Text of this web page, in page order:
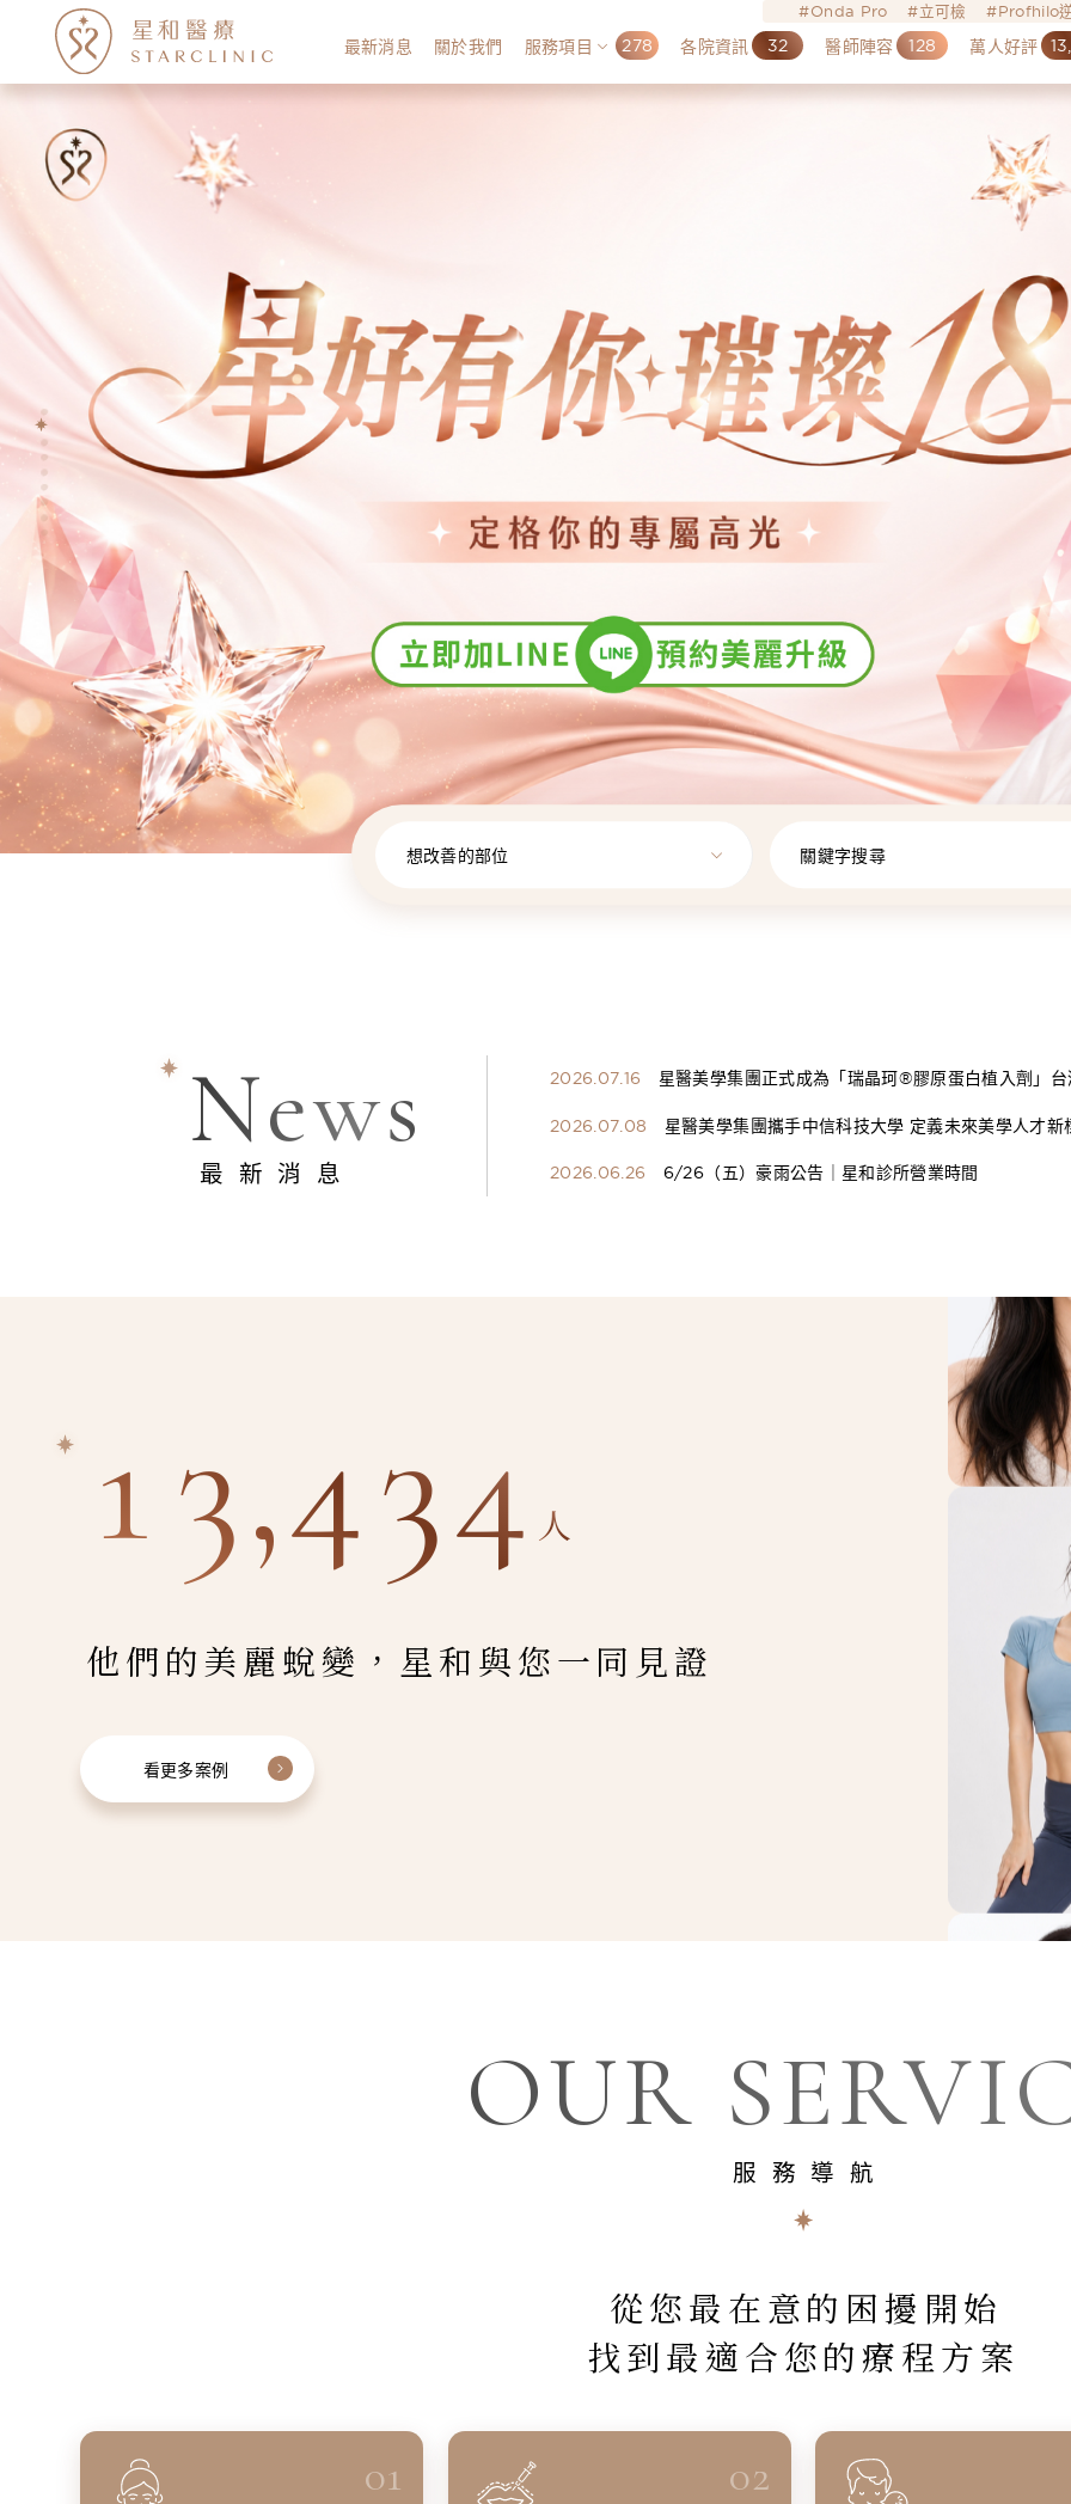
Onda Pro 立可檢 Profhilo
最新消息 關於我們 服務項目 278 各院資訊 32 醫師陣容 128 萬人好評
想改善的部位 關鍵字搜尋
News
最新消息
2026.07.16
星醫美學集團正式成為「瑞晶珂®膠原蛋白植入劑」
2026.07.08
星醫美學集團攜手中信科技大學 定義未來美學人才新
2026.06.26
6/26（五）豪雨公告｜星和診所營業時間
13,434 人
他們的美麗蛻變，星和與您一同見證
看更多案例
OUR
服務導航
從您最在意的困擾開始
找到最適合您的療程方案
01 02